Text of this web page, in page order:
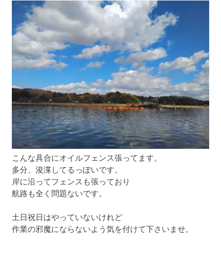
こんな具合にオイルフェンス張ってます。
多分、浚渫してるっぽいです。
岸に沿ってフェンスも張っており
航路も全く問題ないです。
土日祝日はやっていないけれど
作業の邪魔にならないよう気を付けて下さいませ。